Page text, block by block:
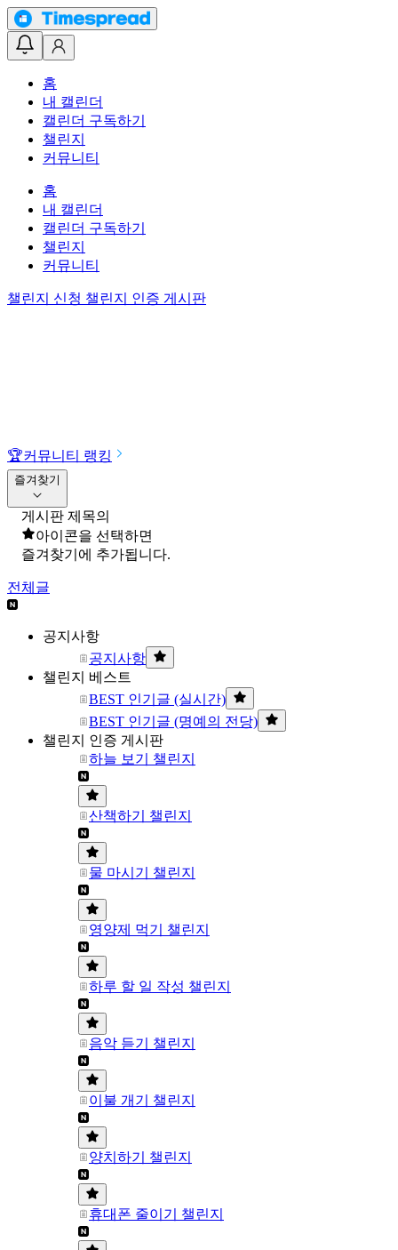
홈
내 캘린더
캘린더 구독하기
챌린지
커뮤니티
홈
내 캘린더
캘린더 구독하기
챌린지
커뮤니티
챌린지 신청 챌린지 인증 게시판
🏆커뮤니티 랭킹
즐겨찾기
게시판 제목의
아이콘을 선택하면
즐겨찾기에 추가됩니다.
전체글
공지사항
공지사항
챌린지 베스트
BEST 인기글 (실시간)
BEST 인기글 (명예의 전당)
챌린지 인증 게시판
하늘 보기 챌린지
산책하기 챌린지
물 마시기 챌린지
영양제 먹기 챌린지
하루 할 일 작성 챌린지
음악 듣기 챌린지
이불 개기 챌린지
양치하기 챌린지
휴대폰 줄이기 챌린지